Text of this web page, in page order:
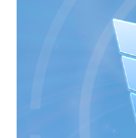
187****1273 刚刚购买了该课程
193****2714 刚刚购买了该课程
182****3617 刚刚购买了该课程